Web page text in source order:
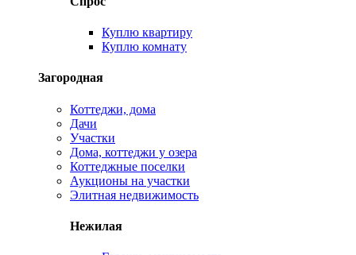
Куплю квартиру
Куплю комнату
Загородная
Коттеджи, дома
Дачи
Участки
Дома, коттеджи у озера
Коттеджные поселки
Аукционы на участки
Элитная недвижимость
Нежилая